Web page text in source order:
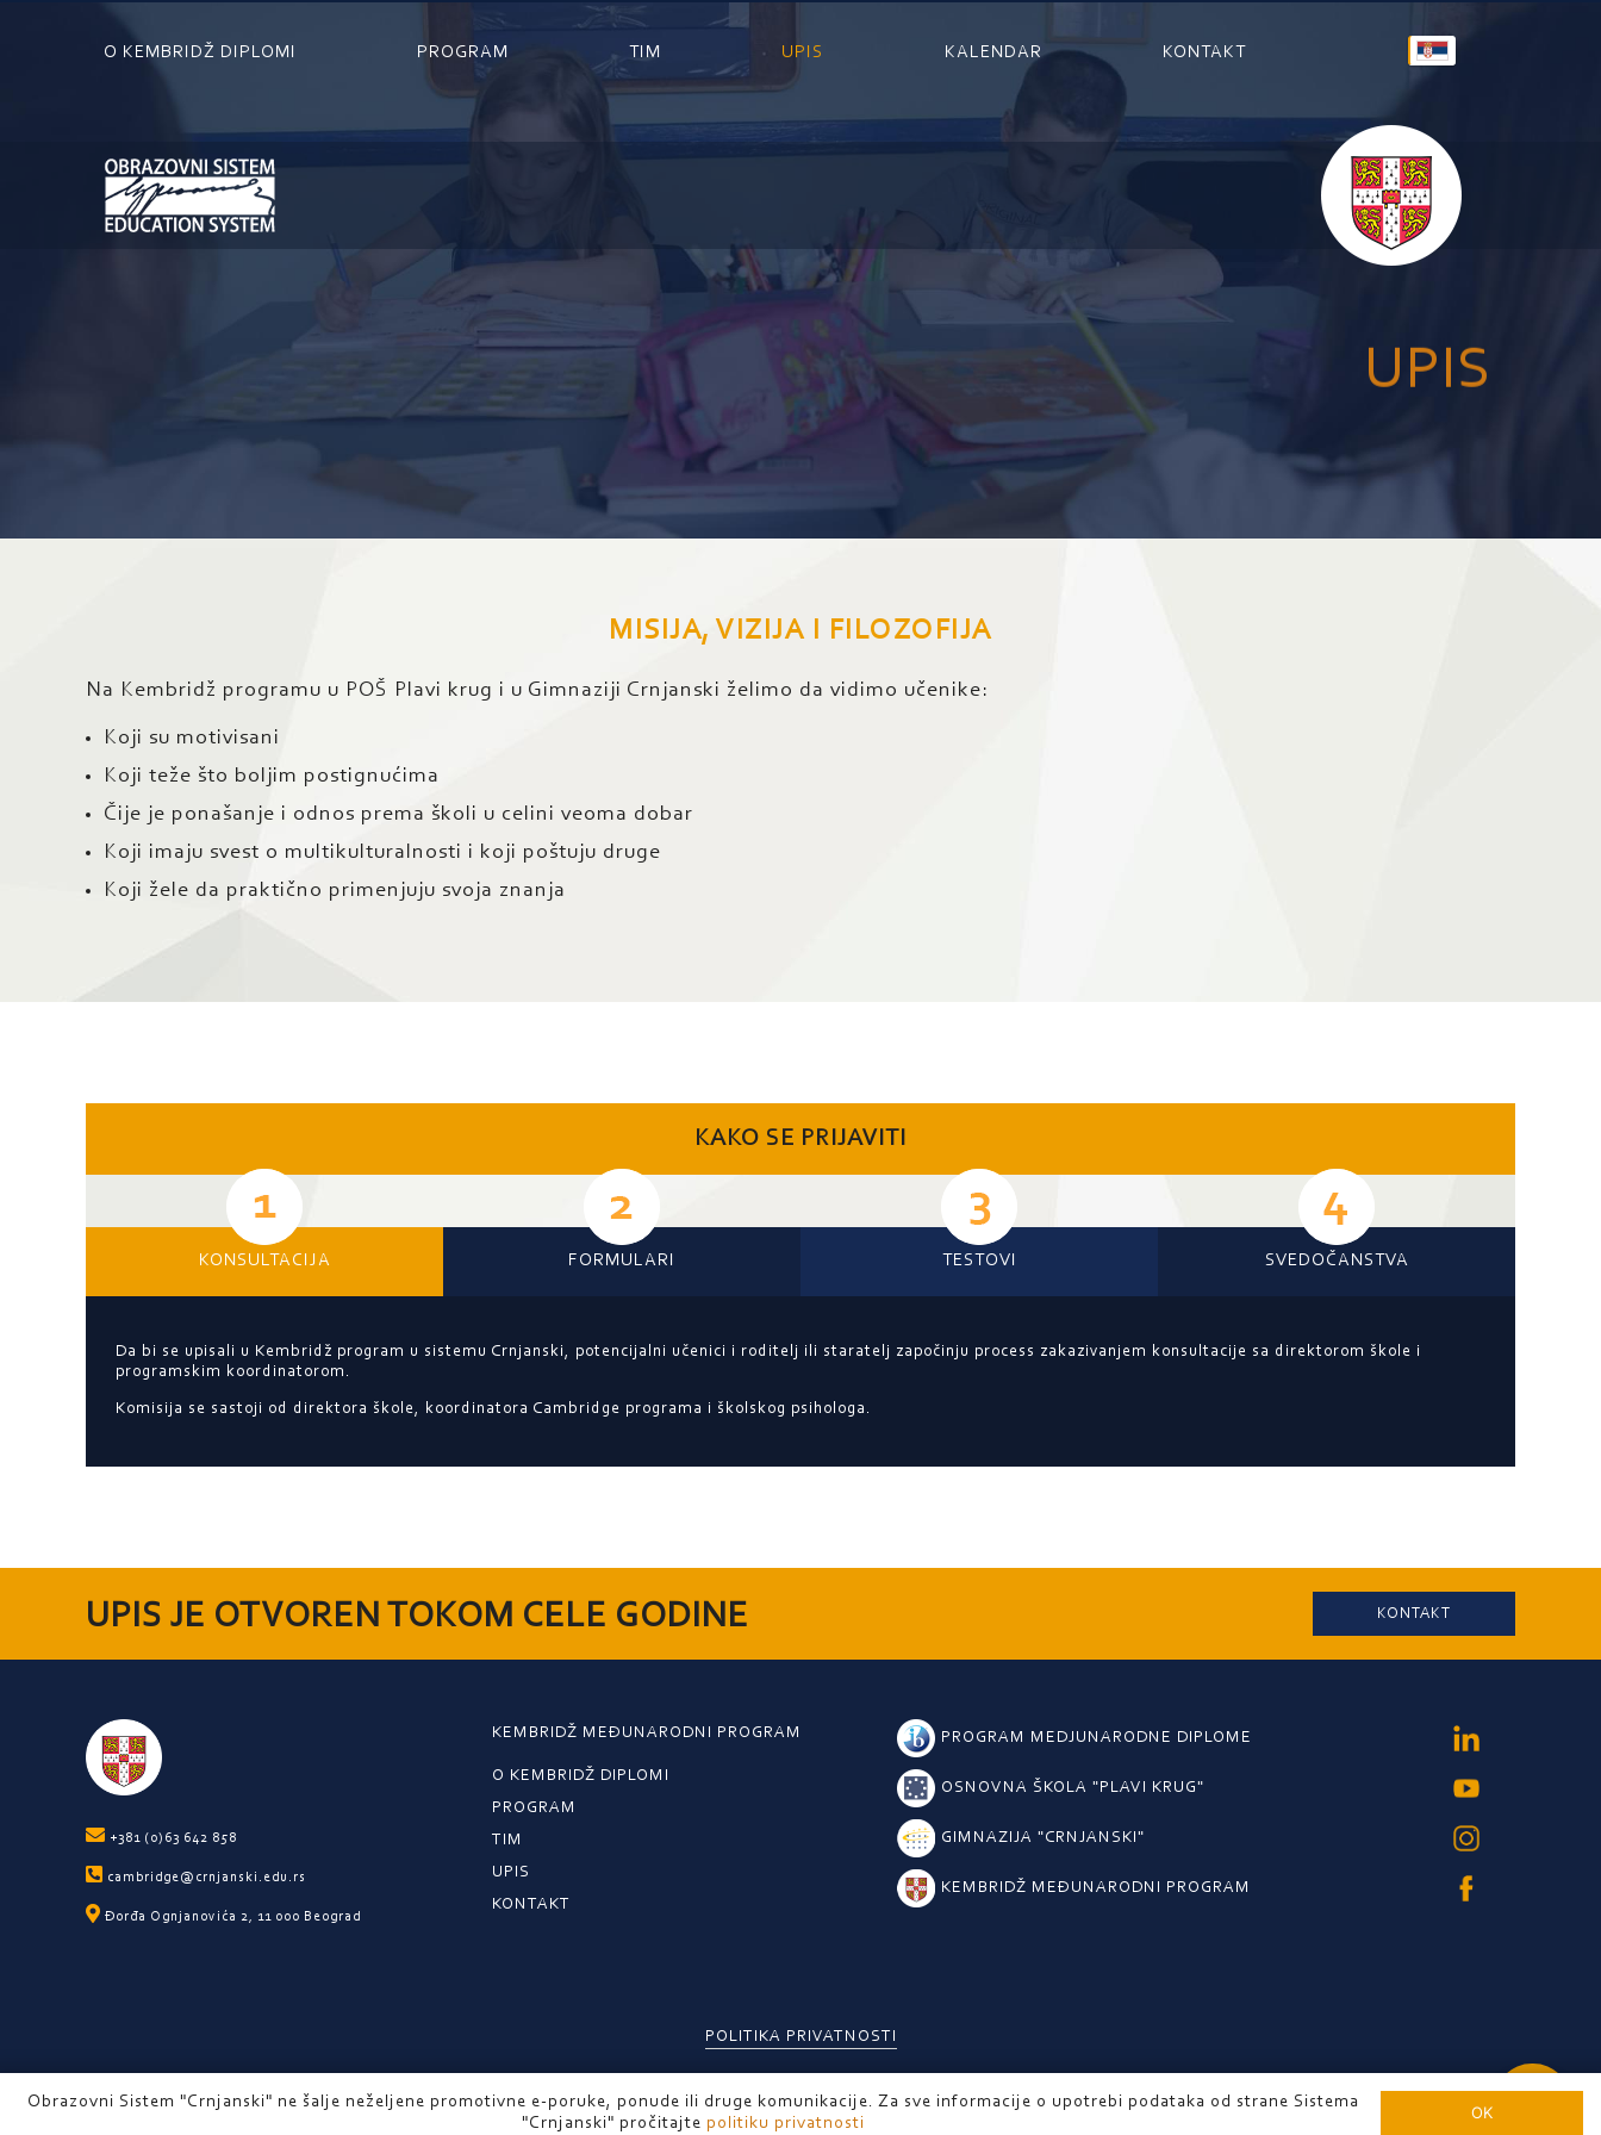
O KEMBRIDŽ DIPLOMI PROGRAM TIM UPIS KALENDAR KONTAKT
UPIS
MISIJA, VIZIJA I FILOZOFIJA
Na Kembridž programu u POŠ Plavi krug i u Gimnaziji Crnjanski želimo da vidimo učenike:
Koji su motivisani
Koji teže što boljim postignućima
Čije je ponašanje i odnos prema školi u celini veoma dobar
Koji imaju svest o multikulturalnosti i koji poštuju druge
Koji žele da praktično primenjuju svoja znanja
KAKO SE PRIJAVITI
KONSULTACIJA FORMULARI TESTOVI SVEDOČANSTVA
Da bi se upisali u Kembridž program u sistemu Crnjanski, potencijalni učenici i roditelj ili staratelj započinju process zakazivanjem konsultacije sa direktorom škole i
programskim koordinatorom.
Komisija se sastoji od direktora škole, koordinatora Cambridge programa i školskog psihologa.
UPIS JE OTVOREN TOKOM CELE GODINE KONTAKT
+381 (0)63 642 858
cambridge@crnjanski.edu.rs
Đorđa Ognjanovića 2, 11 000 Beograd
KEMBRIDŽ MEĐUNARODNI PROGRAM
O KEMBRIDŽ DIPLOMI
PROGRAM
TIM
UPIS
KONTAKT
PROGRAM MEDJUNARODNE DIPLOME
OSNOVNA ŠKOLA "PLAVI KRUG"
GIMNAZIJA "CRNJANSKI"
KEMBRIDŽ MEĐUNARODNI PROGRAM
POLITIKA PRIVATNOSTI
Obrazovni Sistem "Crnjanski" ne šalje neželjene promotivne e-poruke, ponude ili druge komunikacije. Za sve informacije o upotrebi podataka od strane Sistema
"Crnjanski" pročitajte politiku privatnosti
OK
+381 11 2396756